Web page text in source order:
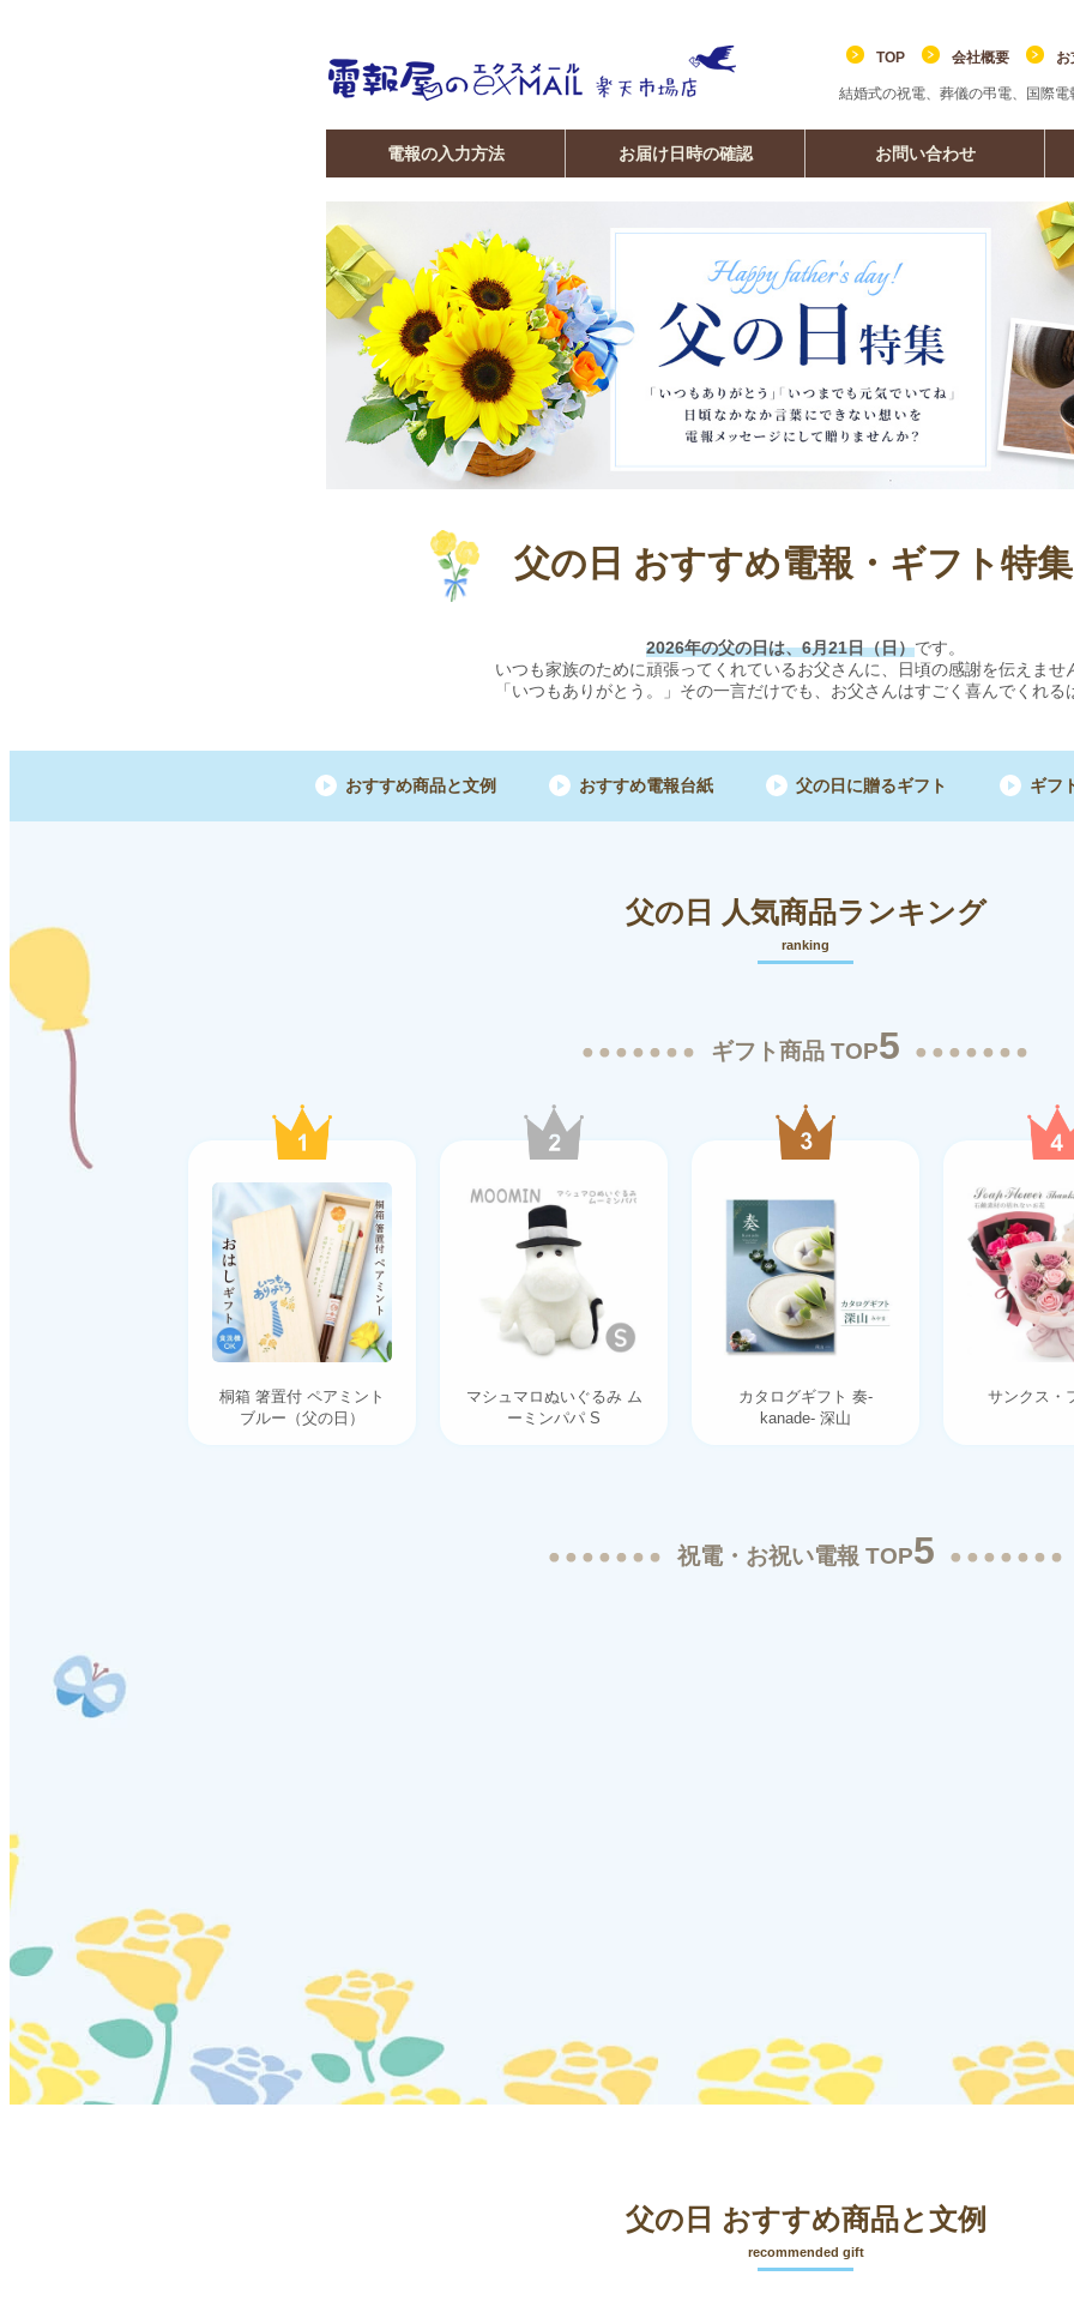
TOP 会社概要 お
結婚式の祝電、葬儀の弔電、国際
電報の入力方法 お届け日時の確認 お問い合わせ
父の日 おすすめ電報・ギフト特集
2026年の父の日は、6月21日（日）です。
いつも家族のために頑張ってくれているお父さんに、日頃の感謝を伝えませ
「いつもありがとう。」その一言だけでも、お父さんはすごく喜んでくれる
おすすめ商品と文例 おすすめ電報台紙 父の日に贈るギフト ギフ
父の日 人気商品ランキング
ranking
ギフト商品 TOP5
桐箱 箸置付 ペアミント
ブルー（父の日）
マシュマロぬいぐるみ ム
ーミンパパ S
カタログギフト 奏-
kanade- 深山
サンクス・
祝電・お祝い電報 TOP5
父の日 おすすめ商品と文例
recommended gift